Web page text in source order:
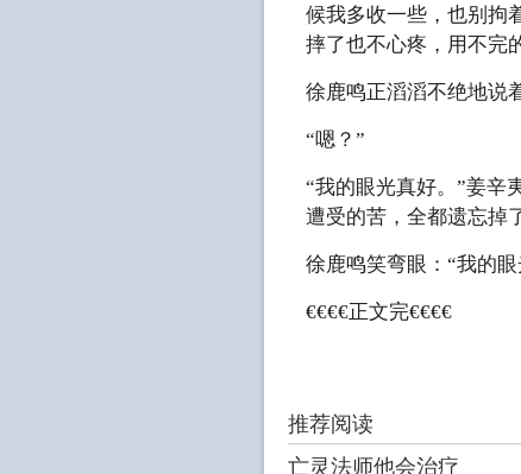
候我多收一些，也别拘
摔了也不心疼，用不完
徐鹿鸣正滔滔不绝地说
“嗯？”
“我的眼光真好。”姜辛
遭受的苦，全都遗忘掉
徐鹿鸣笑弯眼：“我的
€€€€正文完€€€€
推荐阅读
亡灵法师他会治疗